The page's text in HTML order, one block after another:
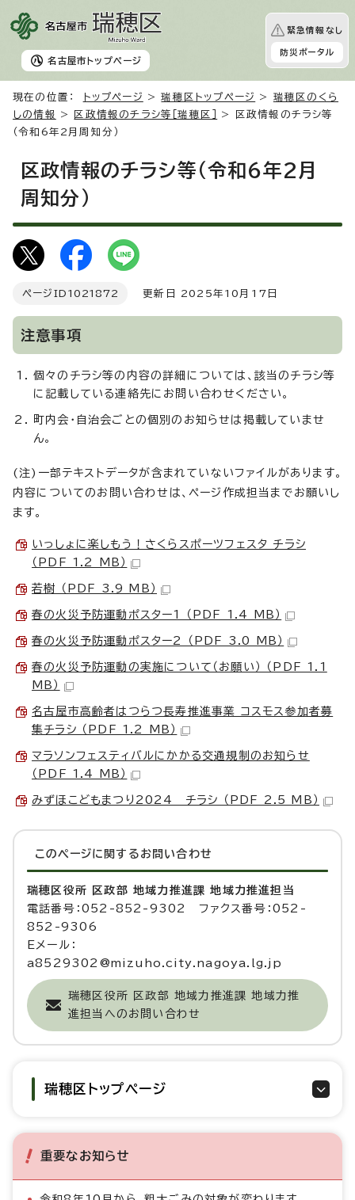
名古屋市 トップページ
緊急情報なし
防災ポータル
現在の位置： トップページ >瑞穂区トップページ > 瑞穂区のくら
しの情報
> 区政情報のチラシ等［瑞穂区］
> 区政情報のチラシ等
（令和6年2月周知分）
区政情報のチラシ等（令和6年2月
周知分）
ページID 1021872 更新日 2025年10月17日
注意事項
個々のチラシ等の内容の詳細については、該当のチラシ等
に記載している連絡先にお問い合わせください。
町内会・自治会ごとの個別のお知らせは掲載していませ
ん。
(注)一部テキストデータが含まれていないファイルがあります。
内容についてのお問い合わせは、ページ作成担当までお願いし
ます。
いっしょに楽しもう！さくらスポーツフェスタ チラシ
（PDF 1.2 MB）
若樹 （PDF 3.9 MB）
春の火災予防運動ポスター1 （PDF 1.4 MB）
春の火災予防運動ポスター2 （PDF 3.0 MB）
春の火災予防運動の実施について（お願い） （PDF 1.1
MB）
名古屋市高齢者はつらつ長寿推進事業 コスモス参加者募
集チラシ （PDF 1.2 MB）
マラソンフェスティバルにかかる交通規制のお知らせ
（PDF 1.4 MB）
みずほこどもまつり2024 チラシ （PDF 2.5 MB）
このページに関する お問い合わせ
瑞穂区役所 区政部 地域力推進課 地域力推進担当
電話番号：052-852-9302 ファクス番号：052-
852-9306
Eメール：
a8529302@mizuho.city.nagoya.lg.jp
瑞穂区役所 区政部 地域力推進課 地域力推
進担当へのお問い合わせ
瑞穂区トップページ
重要なお知らせ